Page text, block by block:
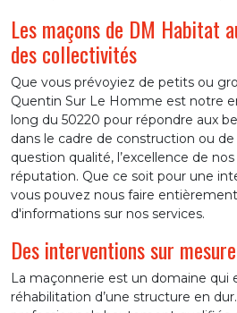
Les maçons de DM Habitat
des collectivités
Que vous prévoyiez de petits ou
Quentin Sur Le Homme est notre
long du 50220 pour répondre aux
dans le cadre de construction ou
question qualité, l’excellence de
réputation. Que ce soit pour une
vous pouvez nous faire
d'informations sur nos services.
Des interventions sur
La maçonnerie est un domaine qui
réhabilitation d’une structure en